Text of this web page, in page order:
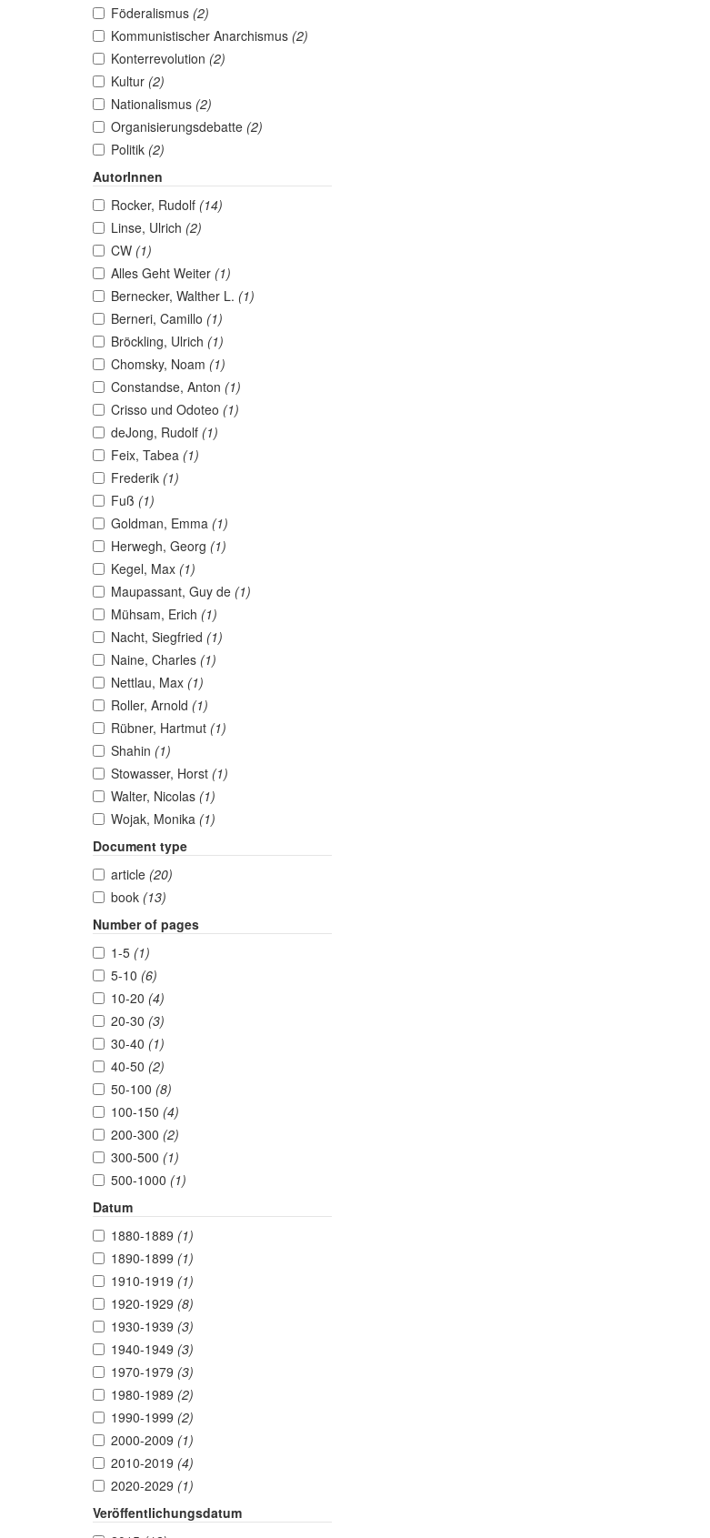
Föderalismus (2)
Kommunistischer Anarchismus (2)
Konterrevolution (2)
Kultur (2)
Nationalismus (2)
Organisierungsdebatte (2)
Politik (2)
AutorInnen
Rocker, Rudolf (14)
Linse, Ulrich (2)
CW (1)
Alles Geht Weiter (1)
Bernecker, Walther L. (1)
Berneri, Camillo (1)
Bröckling, Ulrich (1)
Chomsky, Noam (1)
Constandse, Anton (1)
Crisso und Odoteo (1)
deJong, Rudolf (1)
Feix, Tabea (1)
Frederik (1)
Fuß (1)
Goldman, Emma (1)
Herwegh, Georg (1)
Kegel, Max (1)
Maupassant, Guy de (1)
Mühsam, Erich (1)
Nacht, Siegfried (1)
Naine, Charles (1)
Nettlau, Max (1)
Roller, Arnold (1)
Rübner, Hartmut (1)
Shahin (1)
Stowasser, Horst (1)
Walter, Nicolas (1)
Wojak, Monika (1)
Document type
article (20)
book (13)
Number of pages
1-5 (1)
5-10 (6)
10-20 (4)
20-30 (3)
30-40 (1)
40-50 (2)
50-100 (8)
100-150 (4)
200-300 (2)
300-500 (1)
500-1000 (1)
Datum
1880-1889 (1)
1890-1899 (1)
1910-1919 (1)
1920-1929 (8)
1930-1939 (3)
1940-1949 (3)
1970-1979 (3)
1980-1989 (2)
1990-1999 (2)
2000-2009 (1)
2010-2019 (4)
2020-2029 (1)
Veröffentlichungsdatum